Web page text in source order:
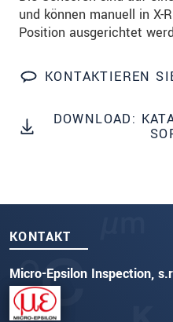
und können manuell in X-
Position ausgerichtet
KONTAKTIEREN
DOWNLOAD:
KONTAKT
Micro-Epsilon Inspection,